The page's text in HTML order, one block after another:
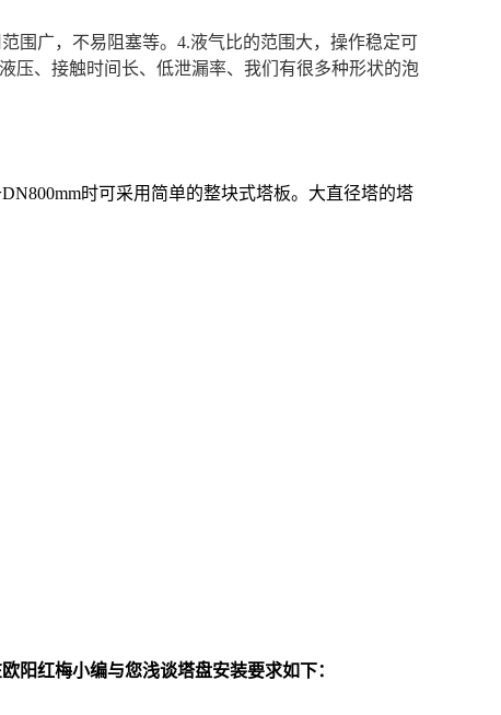
围广，不易阻塞等。4.液气比的范围大， 操作稳定可
压、接触时间长、低泄漏率、我们有很多种形状的泡
时可采用简单的整块式塔板。大直径塔的塔
阳红梅小编与您浅谈塔盘安装要求如下：